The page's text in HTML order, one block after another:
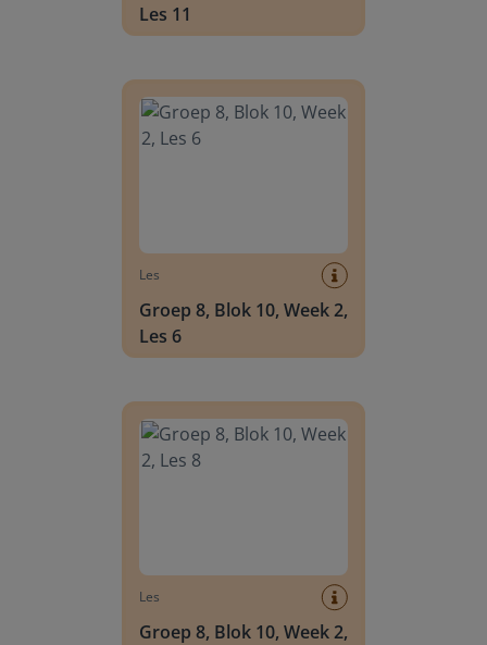
Les 11
Les
Groep 8, Blok 10, Week 2,
Les 6
Les
Groep 8, Blok 10, Week 2,